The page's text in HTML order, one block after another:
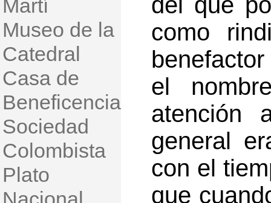
Martí
Museo de la
Catedral
Casa de
Beneficencia
Sociedad
Colombista
Plato
como
el
atención
general
con el
que